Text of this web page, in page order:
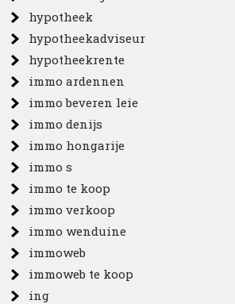
hypotheek
hypotheekadviseur
hypotheekrente
immo ardennen
immo beveren leie
immo denijs
immo hongarije
immo s
immo te koop
immo verkoop
immo wenduine
immoweb
immoweb te koop
ing